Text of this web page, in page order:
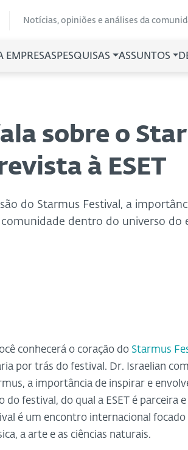
Notícias, opiniões e análises da
EMPRESASPESQUISAS ASSUNTOS
sobre o
à ESET
do Starmus Festival, a
dentro do universo do
conhecerá o coração do Starmus
por trás do festival. Dr. Israelian
a importância de inspirar e
festival, do qual a ESET é parceira
é um encontro internacional
a arte e as ciências naturais.